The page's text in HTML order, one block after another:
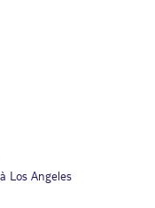
Los Angeles